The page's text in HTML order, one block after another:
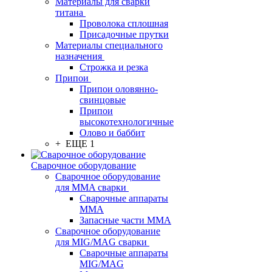
титана
Проволока сплошная
Присадочные прутки
Материалы специального
назначения
Строжка и резка
Припои
Припои оловянно-
свинцовые
Припои
высокотехнологичные
Олово и баббит
+ ЕЩЕ 1
Сварочное оборудование
Сварочное оборудование
для MMA сварки
Сварочные аппараты
MMA
Запасные части MMA
Сварочное оборудование
для MIG/MAG сварки
Сварочные аппараты
MIG/MAG